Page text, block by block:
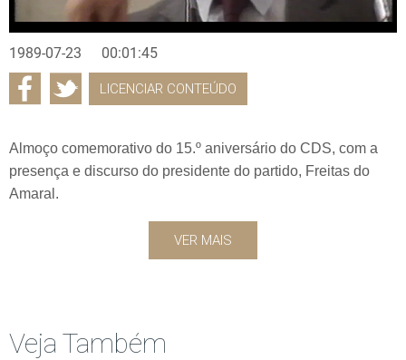
1989-07-23 00:01:45
LICENCIAR CONTEÚDO
Almoço comemorativo do 15.º aniversário do CDS, com a
presença e discurso do presidente do partido, Freitas do
Amaral.
VER MAIS
Veja Também